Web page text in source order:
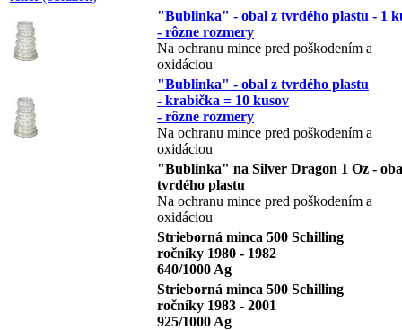
"Bublinka" - obal z tvrdého plastu - 1
- rôzne rozmery
Na ochranu mince pred poškodením a
oxidáciou
"Bublinka" - obal z tvrdého plastu
- krabička = 10 kusov
- rôzne rozmery
Na ochranu mince pred poškodením a
oxidáciou
"Bublinka" na Silver Dragon 1 Oz -
tvrdého plastu
Na ochranu mince pred poškodením a
oxidáciou
Strieborná minca 500 Schilling
ročníky 1980 - 1982
640/1000 Ag
Strieborná minca 500 Schilling
ročníky 1983 - 2001
925/1000 Ag